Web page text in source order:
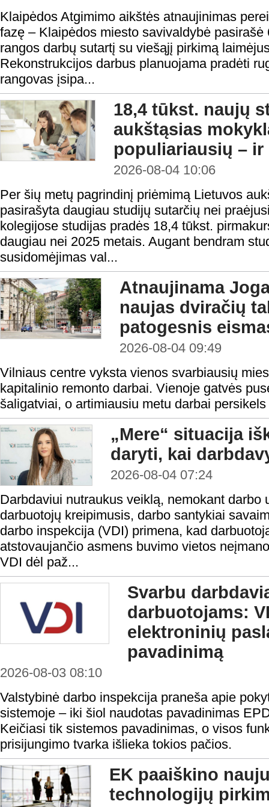
Klaipėdos Atgimimo aikštės atnaujinimas
fazę – Klaipėdos miesto savivaldybė
rangos darbų sutartį su viešąjį pirkimą
Rekonstrukcijos darbus planuojama pradėti
rangovas įsipa...
18,4 tūkst. naujų
aukštąsias
populiariausių –
2026-08-04 10:06
Per šių metų pagrindinį priėmimą Lietuvos
pasirašyta daugiau studijų sutarčių nei
kolegijose studijas pradės 18,4 tūkst.
daugiau nei 2025 metais. Augant bendram
susidomėjimas val...
Atnaujinama
naujas dviračių
patogesnis
2026-08-04 09:49
Vilniaus centre vyksta vienos svarbiausių
kapitalinio remonto darbai. Vienoje gatvės
šaligatviai, o artimiausiu metu darbai
„Mere“ situacija
daryti, kai
2026-08-04 07:24
Darbdaviui nutraukus veiklą, nemokant darbo
darbuotojų kreipimusis, darbo santykiai
darbo inspekcija (VDI) primena, kad
atstovaujančio asmens buvimo vietos
VDI dėl paž...
Svarbu
darbuotojams:
elektroninių
pavadinimą
2026-08-03 08:10
Valstybinė darbo inspekcija praneša apie
sistemoje – iki šiol naudotas pavadinimas
Keičiasi tik sistemos pavadinimas, o visos
prisijungimo tvarka išlieka tokios pačios.
EK paaiškino
technologijų